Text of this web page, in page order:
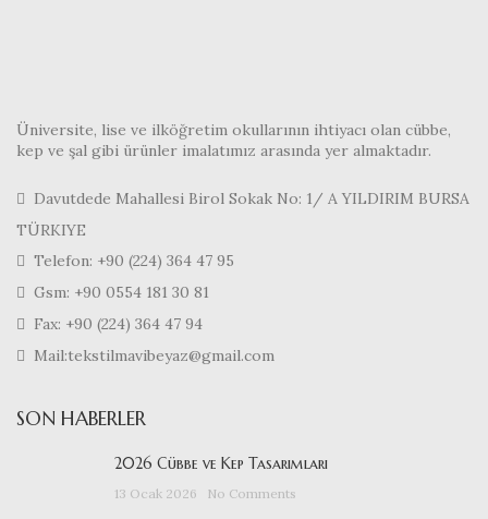
Üniversite, lise ve ilköğretim okullarının ihtiyacı olan cübbe,
kep ve şal gibi ürünler imalatımız arasında yer almaktadır.
Davutdede Mahallesi Birol Sokak No: 1/ A YILDIRIM BURSA
TÜRKIYE
Telefon: +90 (224) 364 47 95
Gsm: +90 0554 181 30 81
Fax: +90 (224) 364 47 94
Mail:tekstilmavibeyaz@gmail.com
SON HABERLER
2026 Cübbe ve Kep Tasarımları
13 Ocak 2026 No Comments